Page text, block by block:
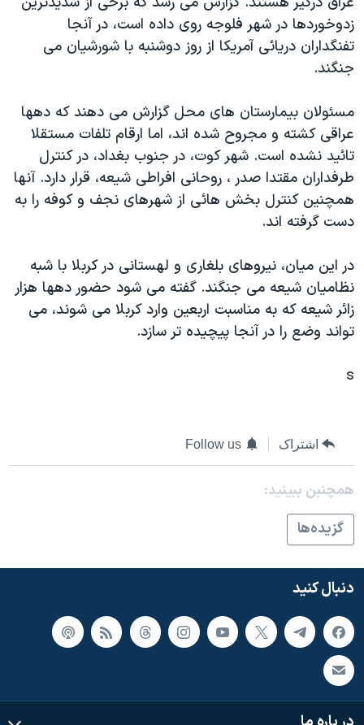
فرهنگ و زندگی
حقوق شهروندی
اقتصادی
اسرائیل در جنگ
گالری عکس
آرشیو پخش زنده
مستندها
انتخابات ریاست جمهوری آمریکا ۲۰۲۴
حمله جمهوری اسلامی به اسرائیل
ورزش زنان در ایران
اعتراضات زن، زندگی، آزادی
مجموعه مستندهای دادخواهی
تریبونال مردمی آبان ۹۸
چهل سال گروگان‌گیری
قانون شفافیت دارائی کادر رهبری ایران
اعتراضات مردمی آبان ۹۸
صفحه‌های ویژه
دنبال کنید
زبانهای مختلف
زدوخوردها در شهر فلوجه روی داده است، در آنجا
تفنگداران دريائی آمريکا از روز دوشنبه با شورشيان می
جنگند.
مسئولان بيمارستان های محل گزارش می دهند که دهها
عراقی کشته و مجروح شده اند، اما ارقام تلفات مستقلا
تائيد نشده است. شهر کوت، در جنوب بغداد، در کنترل
طرفداران مقتدا صدر ، روحانی افراطی شيعه، قرار دارد. آنها
همچنين کنترل بخش هائی از شهرهای نجف و کوفه را به
دست گرفته اند.
در اين ميان، نيروهای بلغاری و لهستانی در کربلا با شبه
نظاميان شيعه می جنگند. گفته می شود حضور دهها هزار
زائر شيعه که به مناسبت اربعين وارد کربلا می شوند، می
تواند وضع را در آنجا پيچيده تر سازد.
s
اشتراک Follow us
همچنبن ببینید:
گزيده‌ها
دنبال کنید